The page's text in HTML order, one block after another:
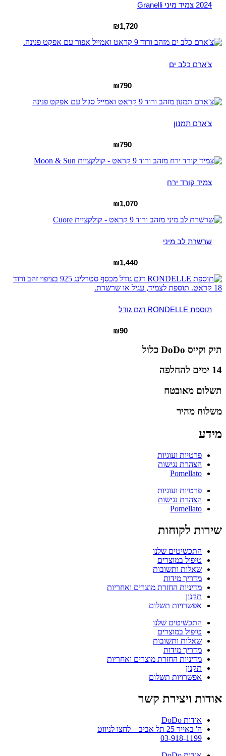
2024 צמיד מיני Granelli
₪1,720
צ'ארם כלב ים
₪790
צ'ארם תמנון
₪790
צמיד קורד ירח
₪1,070
שרשרת לב מיני
₪1,440
תוספת RONDELLE דגם גודל
₪90
תיק וקייס DoDo כלול
14 ימים להחלפה
תשלום מאובטח
משלוח מהיר
מידע
פרטיות ועוגיות
הצהרת נגישות
Pomellato
פרטיות ועוגיות
הצהרת נגישות
Pomellato
שירות לקוחות
התכשיטים שלנו
טיפול במוצרים
שאלות ותשובות
מדריך מידות
מדיניות החזרת מוצרים ואחריות
תקנון
אפשרויות תשלום
התכשיטים שלנו
טיפול במוצרים
שאלות ותשובות
מדריך מידות
מדיניות החזרת מוצרים ואחריות
תקנון
אפשרויות תשלום
אודות ויצירת קשר
אודות DoDo
ה' באייר 25 תל אביב – לחצו לניווט
03-918-1199